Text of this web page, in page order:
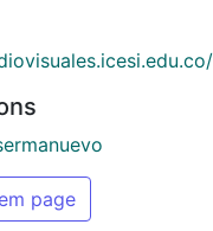
page